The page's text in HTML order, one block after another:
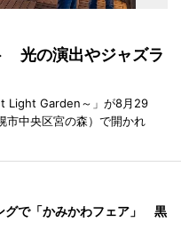
光の演出やジャズラ
Light Garden～」が8月29
市中央区宮の森）で開かれ
グで「かみかわフェア」 黒